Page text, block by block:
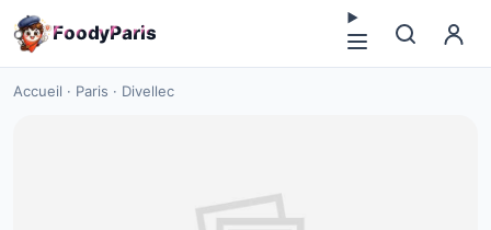
FoodyParis
Accueil · Paris · Divellec